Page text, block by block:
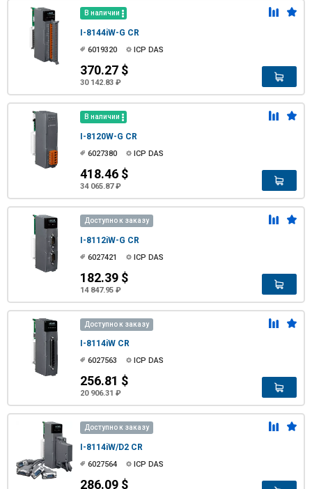
В наличии
I-8144iW-G CR
6019320 ICP DAS
370.27 $
30 142.83 ₽
В наличии
I-8120W-G CR
6027380 ICP DAS
418.46 $
34 065.87 ₽
Доступно к заказу
I-8112iW-G CR
6027421 ICP DAS
182.39 $
14 847.95 ₽
Доступно к заказу
I-8114iW CR
6027563 ICP DAS
256.81 $
20 906.31 ₽
Доступно к заказу
I-8114iW/D2 CR
6027564 ICP DAS
286.09 $